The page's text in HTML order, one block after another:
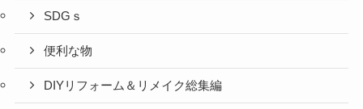
SDGｓ
便利な物
DIYリフォーム＆リメイク総集編